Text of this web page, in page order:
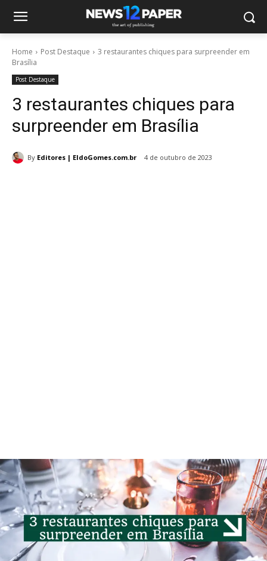
Home Post Destaque
3 restaurantes chiques para surpreender em
Brasília
Post Destaque
3 restaurantes chiques para
surpreender em Brasília
By Editores | EldoGomes.com.br 4 de outubro de 2023